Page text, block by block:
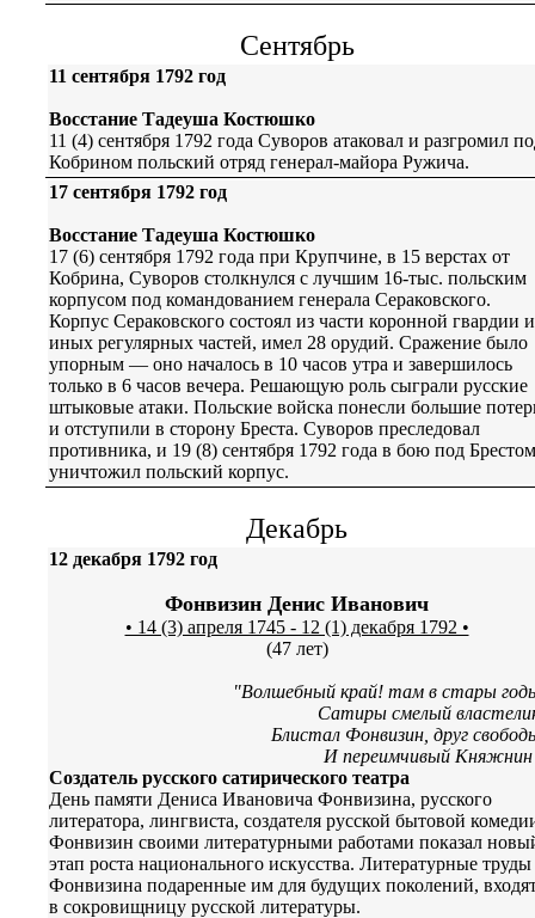
Сентябрь
11 сентября 1792 год
Восстание Тадеуша Костюшко
11 (4) сентября 1792 года Суворов атаковал и разгромил
Кобрином польский отряд генерал-майора Ружича.
17 сентября 1792 год
Восстание Тадеуша Костюшко
17 (6) сентября 1792 года при Крупчине, в 15 верстах от
Кобрина, Суворов столкнулся с лучшим 16-тыс. польским
корпусом под командованием генерала Сераковского.
Корпус Сераковского состоял из части коронной гвардии и
иных регулярных частей, имел 28 орудий. Сражение было
упорным — оно началось в 10 часов утра и завершилось
только в 6 часов вечера. Решающую роль сыграли русские
штыковые атаки. Польские войска понесли большие
и отступили в сторону Бреста. Суворов преследовал
противника, и 19 (8) сентября 1792 года в бою под Брестом
уничтожил польский корпус.
Декабрь
12 декабря 1792 год
Фонвизин Денис Иванович
• 14 (3) апреля 1745 - 12 (1) декабря 1792 •
(47 лет)
"Волшебный край! там в стары
Сатиры смелый
Блистал Фонвизин, друг
И переимчивый
Создатель русского сатирического театра
День памяти Дениса Ивановича Фонвизина, русского
литератора, лингвиста, создателя русской бытовой
Фонвизин своими литературными работами показал
этап роста национального искусства. Литературные труды
Фонвизина подаренные им для будущих поколений,
в сокровищницу русской литературы.